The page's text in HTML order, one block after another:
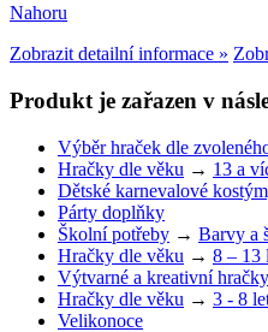
Nahoru
Zobrazit detailní informace »
Produkt je zařazen v
Výběr hraček dle
Hračky dle věku → 13 a
Dětské karnevalové
Párty doplňky
Školní potřeby → Barvy a
Hračky dle věku → 8 – 13
Výtvarné a kreativní hračky
Hračky dle věku → 3 - 8
Velikonoce